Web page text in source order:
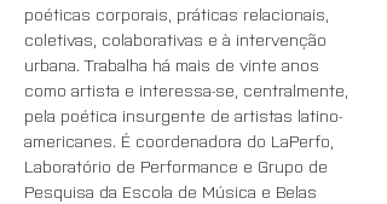
poéticas corporais, práticas relacionais,
coletivas, colaborativas e à intervenção
urbana. Trabalha há mais de vinte anos
como artista e interessa-se, centralmente,
pela poética insurgente de artistas latino-
americanes. É coordenadora do LaPerfo,
Laboratório de Performance e Grupo de
Pesquisa da Escola de Música e Belas